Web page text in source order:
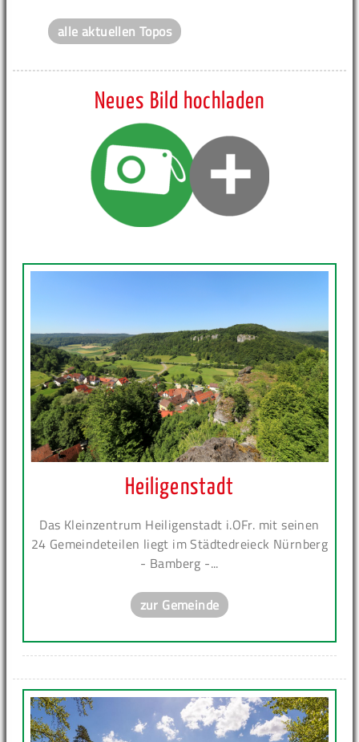
alle aktuellen Topos
Neues Bild hochladen
Heiligenstadt
Das Kleinzentrum Heiligenstadt i.OFr. mit seinen
24 Gemeindeteilen liegt im Städtedreieck Nürnberg
- Bamberg -...
zur Gemeinde